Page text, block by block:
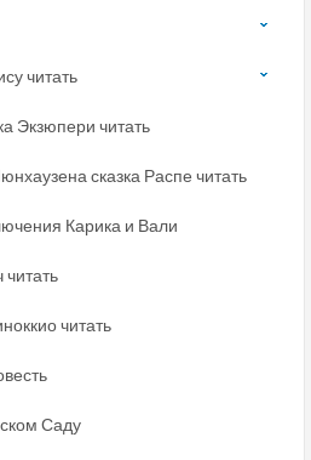
читать
Экзюпери читать
сказка Распе читать
Карика и Вали
читать
читать
Саду